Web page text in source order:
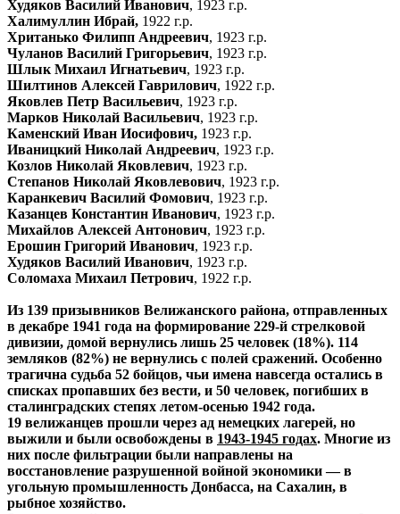
Худяков Василий Иванович, 1923 г.р.
Халимуллин Ибрай, 1922 г.р.
Хританько Филипп Андреевич, 1923 г.р.
Чуланов Василий Григорьевич, 1923 г.р.
Шлык Михаил Игнатьевич, 1923 г.р.
Шилтинов Алексей Гаврилович, 1922 г.р.
Яковлев Петр Васильевич, 1923 г.р.
Марков Николай Васильевич, 1923 г.р.
Каменский Иван Иосифович, 1923 г.р.
Иваницкий Николай Андреевич, 1923 г.р.
Козлов Николай Яковлевич, 1923 г.р.
Степанов Николай Яковлевович, 1923 г.р.
Каранкевич Василий Фомович, 1923 г.р.
Казанцев Константин Иванович, 1923 г.р.
Михайлов Алексей Антонович, 1923 г.р.
Ерошин Григорий Иванович, 1923 г.р.
Худяков Василий Иванович, 1923 г.р.
Соломаха Михаил Петрович, 1922 г.р.
Из 139 призывников Велижанского района, отправленных
в декабре 1941 года на формирование 229-й стрелковой
дивизии, домой вернулись лишь 25 человек (18%). 114
земляков (82%) не вернулись с полей сражений. Особенно
трагична судьба 52 бойцов, чьи имена навсегда остались в
списках пропавших без вести, и 50 человек, погибших в
сталинградских степях летом-осенью 1942 года.
19 велижанцев прошли через ад немецких лагерей, но
выжили и были освобождены в 1943-1945 годах. Многие из
них после фильтрации были направлены на
восстановление разрушенной войной экономики — в
угольную промышленность Донбасса, на Сахалин, в
рыбное хозяйство.